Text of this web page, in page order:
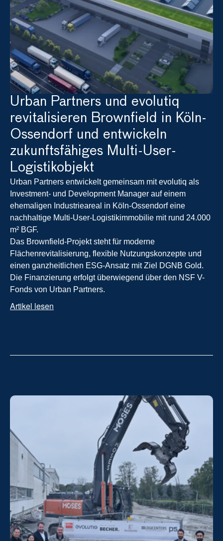
Urban Partners und evolutiq
revitalisieren Brownfield in Köln-
Ossendorf und entwickeln
zukunftsfähiges Multi-User-
Logistikobjekt
Urban Partners entwickelt gemeinsam mit evolutiq als
Investment- und Development Manager auf einem
ehemaligen Industrieareal in Köln-Ossendorf eine
nachhaltige Multi-User-Logistikimmobilie mit rund 24.000
m² BGF.
Das Brownfield-Projekt steht für moderne
Flächenrevitalisierung, flexible Nutzungskonzepte und
einen ganzheitlichen ESG-Ansatz mit Ziel DGNB Gold.
Die Finanzierung erfolgt überwiegend über den NSF V-
Fonds von Urban Partners.
Artikel lesen